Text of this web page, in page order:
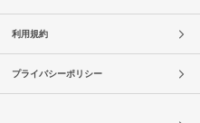
利用規約
プライバシーポリシー